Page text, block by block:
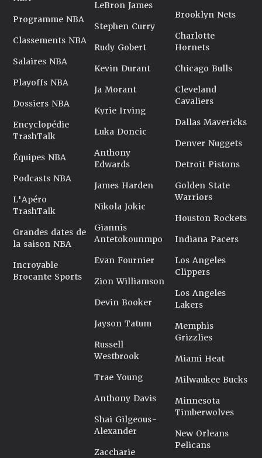
Programme NBA
Classements NBA
Salaires NBA
Playoffs NBA
Dossiers NBA
Encyclopédie
TrashTalk
Équipes NBA
Podcasts NBA
L'Apéro
TrashTalk
Grandes dates de
la saison NBA
Incroyable
Brocante Sports
LeBron James
Stephen Curry
Rudy Gobert
Kevin Durant
Ja Morant
Kyrie Irving
Luka Doncic
Anthony
Edwards
James Harden
Nikola Jokic
Giannis
Antetokounmpo
Evan Fournier
Zion Williamson
Devin Booker
Jayson Tatum
Russell
Westbrook
Trae Young
Anthony Davis
Shai Gilgeous-
Alexander
Zaccharie
Brooklyn Nets
Charlotte
Hornets
Chicago Bulls
Cleveland
Cavaliers
Dallas Mavericks
Denver Nuggets
Detroit Pistons
Golden State
Warriors
Houston Rockets
Indiana Pacers
Los Angeles
Clippers
Los Angeles
Lakers
Memphis
Grizzlies
Miami Heat
Milwaukee Bucks
Minnesota
Timberwolves
New Orleans
Pelicans